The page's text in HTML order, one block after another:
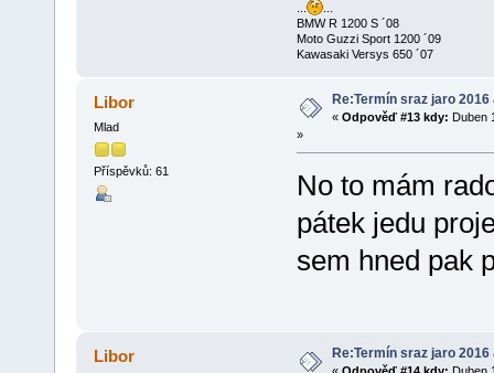
...
BMW R 1200 S ´08
Moto Guzzi Sport 1200 ´09
Kawasaki Versys 650 ´07
Libor
Mlad
Příspěvků: 61
Re:Termín sraz jaro
« Odpověď #13 kdy: Duben
»
No to mám
pátek jedu
sem hned pak
Libor Re:Termín sraz jaro